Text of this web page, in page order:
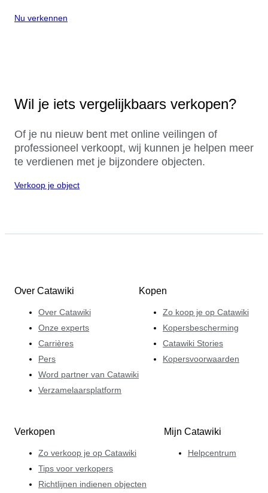
Nu verkennen
Wil je iets vergelijkbaars verkopen?
Of je nu nieuw bent met online veilingen of
professioneel verkoopt, wij kunnen je helpen meer
te verdienen met je bijzondere objecten.
Verkoop je object
Over Catawiki
Over Catawiki
Onze experts
Carrières
Pers
Word partner van Catawiki
Verzamelaarsplatform
Kopen
Zo koop je op Catawiki
Kopersbescherming
Catawiki Stories
Kopersvoorwaarden
Verkopen
Zo verkoop je op Catawiki
Tips voor verkopers
Richtlijnen indienen objecten
Mijn Catawiki
Helpcentrum